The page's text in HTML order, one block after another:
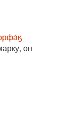
он